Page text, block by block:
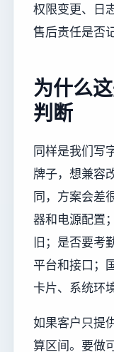
权限变更、日
售后责任是否
为什么
判断
同样是我们写
牌子，想兼容
同，方案会差
器和电源配置
旧；是否要考
平台和接口；
卡片、系统环
如果客户只提
算区间。要做